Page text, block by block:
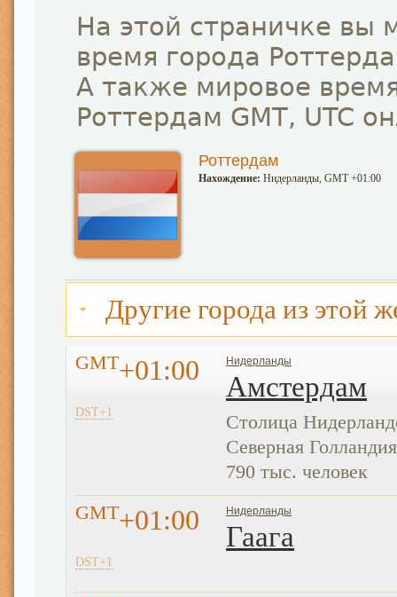
На этой страничке вы
время города
А также мировое
Роттердам GMT, UTC
Роттердам
Нахождение: Нидерланды, GMT +01:00
Другие города из этой
GMT+01:00
DST+1
Нидерланды
Амстердам
Столица
Северная
790 тыс. человек
GMT+01:00
DST+1
Нидерланды
Гаага